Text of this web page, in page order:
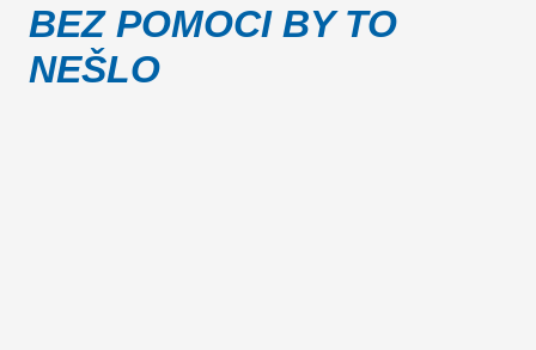
BEZ POMOCI BY TO
NEŠLO